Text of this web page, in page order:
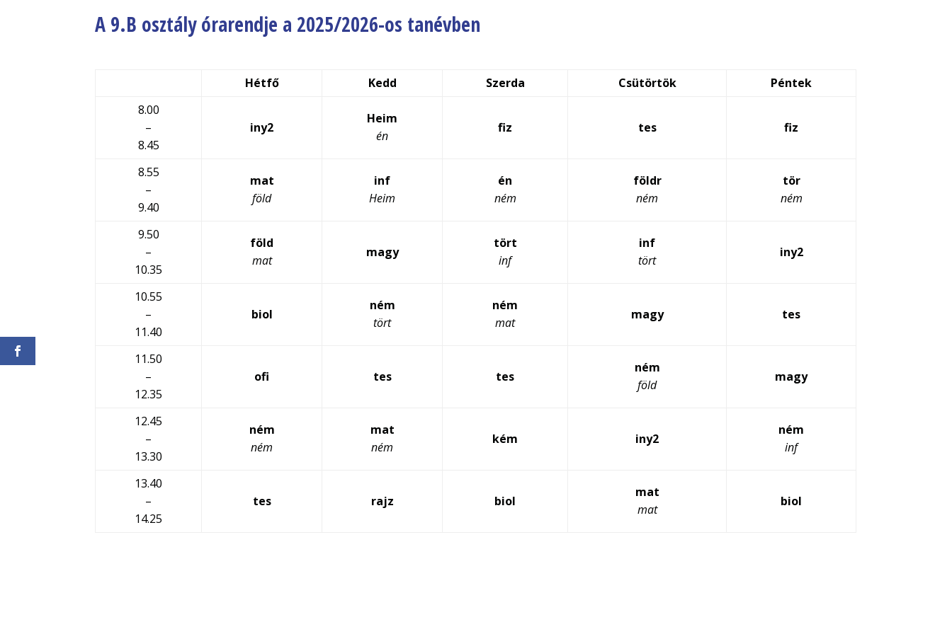
A 9.B osztály órarendje a 2025/2026-os tanévben
Hétfő Kedd Szerda Csütörtök
Péntek
8.00
–
8.45
iny2
Heim
én
fiz tes fiz
8.55
–
9.40
mat
föld
inf
Heim
én
ném
földr
ném
tör
ném
9.50
–
10.35
föld
mat
magy
tört
inf
inf
tört
iny2
10.55
–
11.40
biol
ném
tört
ném
mat
magy tes
11.50
–
12.35
ofi tes tes
ném
föld
magy
12.45
–
13.30
ném
ném
mat
ném
kém iny2
ném
inf
13.40
–
14.25
tes rajz biol
mat
mat
biol